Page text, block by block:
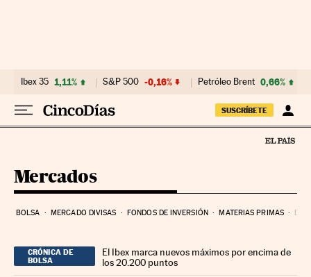
Ibex 35 1,11% S&P 500 -0,16% Petróleo Brent 0,66%
SUSCRÍBETE
Mercados
BOLSA MERCADO DIVISAS FONDOS DE INVERSIÓN MATERIAS PRIMAS
CRÓNICA DE
BOLSA
El Ibex marca nuevos máximos por encima de
los 20.200 puntos